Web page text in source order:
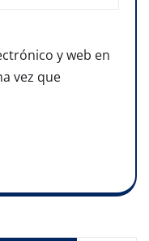
y web en
vez que